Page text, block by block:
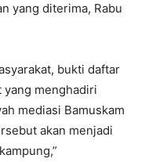
yang diterima, Rabu
bukti daftar
yang menghadiri
mediasi Bamuskam
akan menjadi